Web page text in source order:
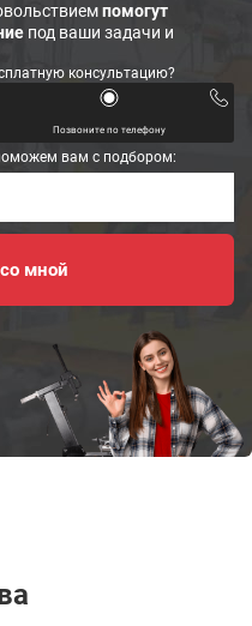
помогут
под ваши задачи и
консультацию?
Позвоните по телефону
вам с подбором: